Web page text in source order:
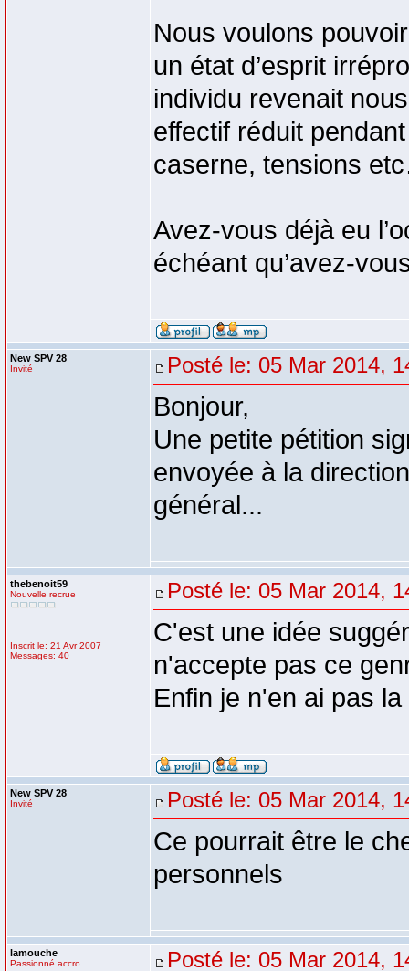
Nous voulons
un état d’esprit
individu revenait
effectif réduit
caserne, tensions
Avez-vous déjà eu
échéant qu’avez-
New SPV 28
Invité Posté le: 05 Mar 2014,
Bonjour,
Une petite pétition
envoyée à la
général...
thebenoit59
Nouvelle recrue
Inscrit le: 21 Avr 2007
Messages: 40
Posté le: 05 Mar 2014,
C'est une idée
n'accepte pas ce
Enfin je n'en ai pas
New SPV 28
Invité Posté le: 05 Mar 2014,
Ce pourrait être le
personnels
lamouche
Passionné accro Posté le: 05 Mar 2014,